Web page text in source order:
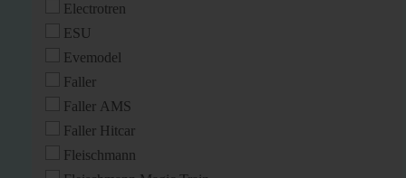
Electrotren
ESU
Evemodel
Faller
Faller AMS
Faller Hitcar
Fleischmann